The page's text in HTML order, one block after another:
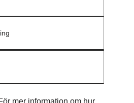
mer information om hur